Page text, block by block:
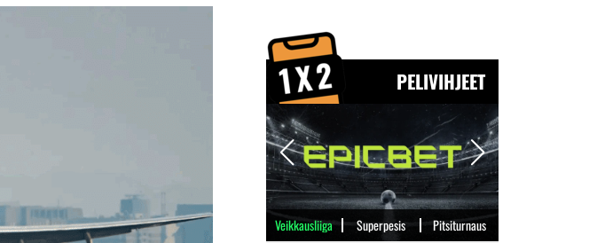
PELIVIHJEET
Veikkausliiga Superpesis Pitsiturnaus